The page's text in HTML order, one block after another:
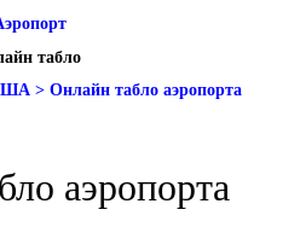
табло
> Онлайн табло аэропорта
аэропорта